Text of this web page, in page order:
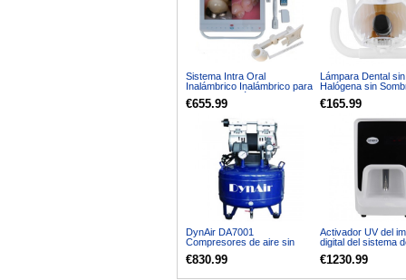
Sistema Intra Oral
Inalámbrico Inalámbrico para
Monitor de Cámara de 15
Pulgadas + Soporte para
€655.99
Lámpara Dental
Halógena sin
€165.99
DynAir DA7001
Compresores de aire sin
€830.99
Activador UV del
digital del sistema
superficies de
€1230.99